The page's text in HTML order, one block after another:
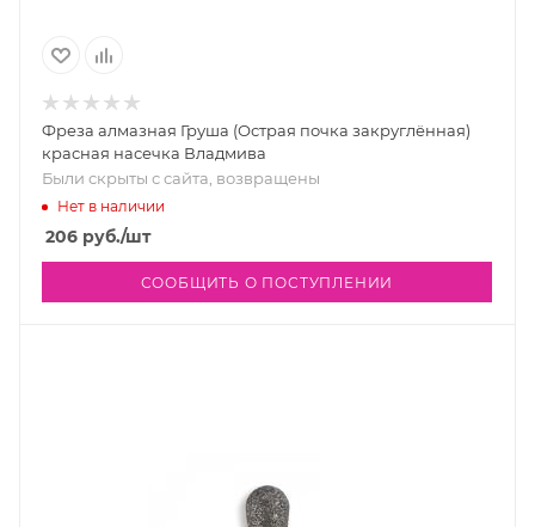
Фреза алмазная Груша (Острая почка закруглённая)
красная насечка Владмива
Были скрыты с сайта, возвращены
Нет в наличии
206 руб./шт
СООБЩИТЬ О ПОСТУПЛЕНИИ